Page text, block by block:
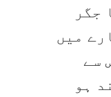
جگر
میں
سے
ہو